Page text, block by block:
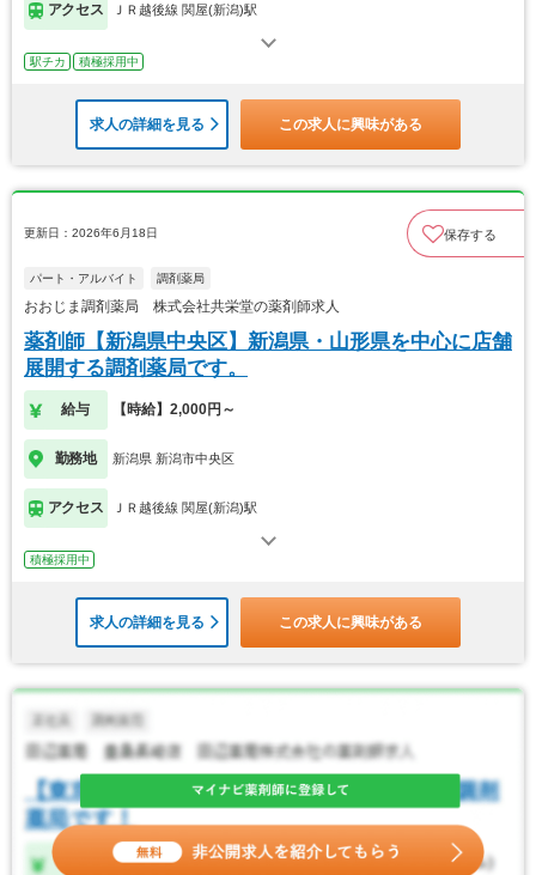
アクセス ＪＲ越後線 関屋(新潟)駅
駅チカ 積極採用中
求人の詳細を見る この求人に興味がある
更新日：2026年6月18日 保存する
パート・アルバイト 調剤薬局
おおじま調剤薬局 株式会社共栄堂の薬剤師求人
薬剤師【新潟県中央区】新潟県・山形県を中心に店舗
展開する調剤薬局です。
給与 【時給】2,000円～
勤務地 新潟県 新潟市中央区
アクセス ＪＲ越後線 関屋(新潟)駅
積極採用中
求人の詳細を見る この求人に興味がある